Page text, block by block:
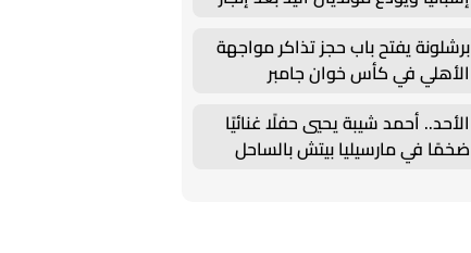
برشلونة يفتح باب حجز تذاكر مواجهة
الأهلي في كأس خوان جامبر
الأحد.. أحمد شيبة يحيي حفلًا غنائيًا
ضخمًا في مارسيليا بيتش بالساحل
الشمالي